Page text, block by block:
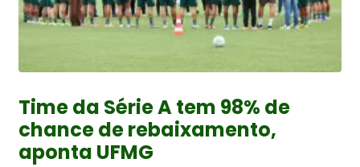
Time da Série A tem 98% de
chance de rebaixamento,
aponta UFMG